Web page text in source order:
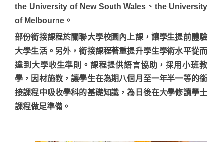
the University of New South Wales、the University
of Melbourne。
部份銜接課程於關聯大學校園內上課，讓學生提前體驗
大學生活。另外，銜接課程著重提升學生學術水平從而
達到大學收生準則。課程提供語言協助，採用小班教
學，因材施教，讓學生在為期八個月至一年半一等的銜
接課程中吸收學科的基礎知識，為日後在大學修讀學士
課程做足準備。